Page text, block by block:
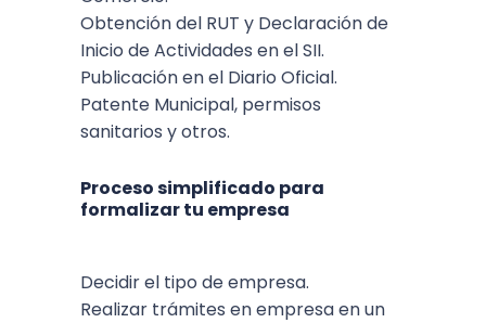
Obtención del RUT y Declaración de
Inicio de Actividades en el SII.
Publicación en el Diario Oficial.
Patente Municipal, permisos
sanitarios y otros.
Proceso simplificado para
formalizar tu empresa
Decidir el tipo de empresa.
Realizar trámites en empresa en un